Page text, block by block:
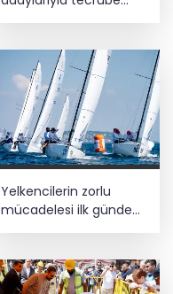
paylaştı
Yelkencilerin zorlu
mücadelesi ilk günde